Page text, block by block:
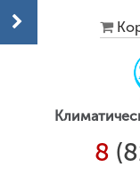
8